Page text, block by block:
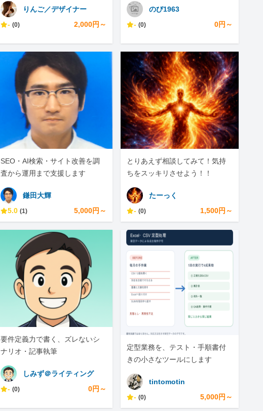
りんご／デザイナー
- (0) 2,000円～
のび1963
- (0) 0円～
SEO・AI検索・サイト改善を調
査から運用まで支援します
鎌田大輝
5.0 (1) 5,000円～
とりあえず相談してみて！気持
ちをスッキリさせよう！！
たーっく
- (0) 1,500円～
要件定義力で書く、ズレないシ
ナリオ・記事執筆
しみず＠ライティング
- (0) 0円～
定型業務を、テスト・手順書付
きの小さなツールにします
tintomotin
- (0) 5,000円～